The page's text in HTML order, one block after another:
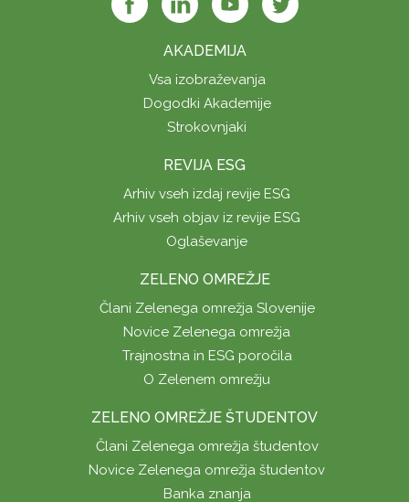
AKADEMIJA
Vsa izobraževanja
Dogodki Akademije
Strokovnjaki
REVIJA ESG
Arhiv vseh izdaj revije ESG
Arhiv vseh objav iz revije ESG
Oglaševanje
ZELENO OMREŽJE
Člani Zelenega omrežja Slovenije
Novice Zelenega omrežja
Trajnostna in ESG poročila
O Zelenem omrežju
ZELENO OMREŽJE ŠTUDENTOV
Člani Zelenega omrežja študentov
Novice Zelenega omrežja študentov
Banka znanja